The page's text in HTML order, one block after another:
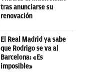
tras anunciarse su
renovación
El Real Madrid ya sabe
que Rodrigo se va al
Barcelona: «Es
imposible»